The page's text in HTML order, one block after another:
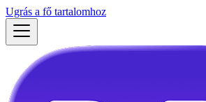
Ugrás a fő tartalomhoz